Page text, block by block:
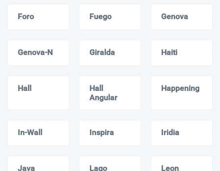
Foro Fuego Genova
Genova-N Giralda Haiti
Hall
Hall
Angular
Happening
In-Wall Inspira Iridia
Java Lago Leon